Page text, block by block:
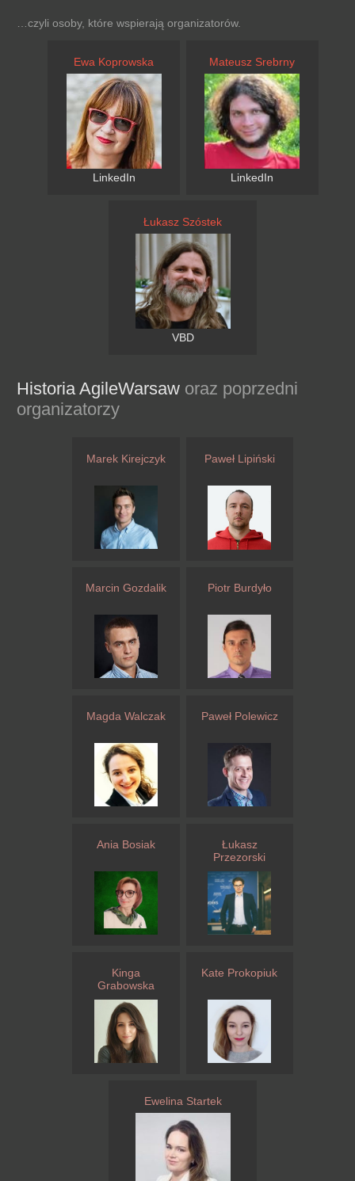
…czyli osoby, które wspierają organizatorów.
Ewa Koprowska
LinkedIn
Mateusz Srebrny
LinkedIn
Łukasz Szóstek
VBD
Historia AgileWarsaw oraz poprzedni
organizatorzy
Marek Kirejczyk Paweł Lipiński
Marcin Gozdalik Piotr Burdyło
Magda Walczak Paweł Polewicz
Ania Bosiak
Łukasz
Przezorski
Kinga
Grabowska
Kate Prokopiuk
Ewelina Startek